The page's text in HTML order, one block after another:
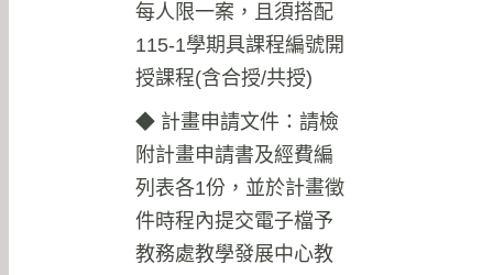
每人限一案，且須搭配
115-1學期具課程編號開
授課程(含合授/共授)
◆ 計畫申請文件：請檢
附計畫申請書及經費編
列表各1份，並於計畫徵
件時程內提交電子檔予
教務處教學發展中心教